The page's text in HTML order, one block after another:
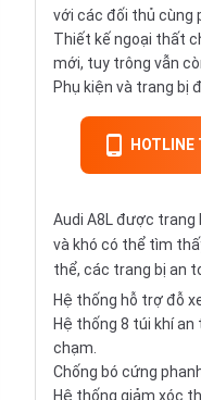
với các đối thủ cùng
Thiết kế ngoại thất
mới, tuy trông vẫn
Phụ kiện và trang bị
Audi A8L được trang
và khó có thể tìm
thể, các trang bị an
Hệ thống hỗ trợ đỗ
Hệ thống 8 túi khí
chạm.
Chống bó cứng
Hệ thống giảm xóc